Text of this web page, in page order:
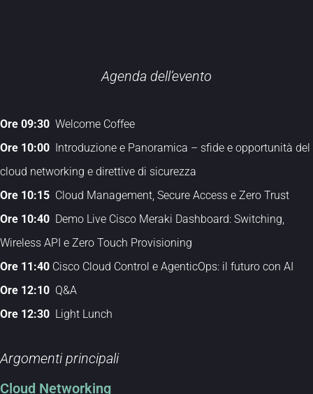
Agenda dell’evento
Ore 09:30 Welcome Coffee
Ore 10:00
Introduzione e Panoramica – sfide e opportunità del
cloud networking e direttive di sicurezza
Ore 10:15 Cloud Management, Secure Access e Zero Trust
Ore 10:40 Demo Live Cisco Meraki Dashboard: Switching,
Wireless API e Zero Touch Provisioning
Ore 11:40 Cisco Cloud Control e AgenticOps: il futuro con AI
Ore 12:10 Q&A
Ore 12:30 Light Lunch
Argomenti principali
Cloud Networking